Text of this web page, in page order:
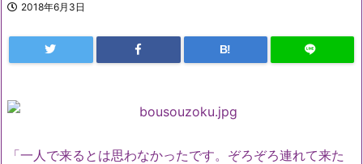
2018年6月3日
B!
「一人で来るとは思わなかったです。ぞろぞろ連れて来た